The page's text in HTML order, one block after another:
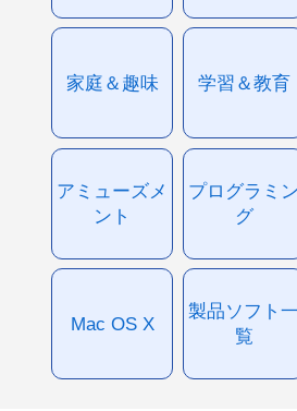
家庭＆趣味 学習＆教育
アミューズメ
ント
プログラミン
グ
Mac OS X
製品ソフト一
覧